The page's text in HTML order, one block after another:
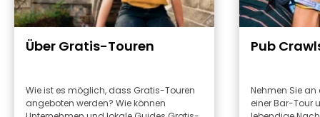
Über Gratis-Touren
Wie ist es möglich, dass Gratis-Touren
angeboten werden? Wie können
Pub
Nehmen Sie an
einer Bar-Tour